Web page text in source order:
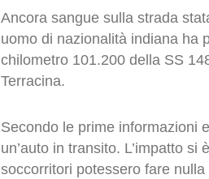
Ancora sangue sulla strada
uomo di nazionalità indiana ha
chilometro 101.200 della SS
Terracina.
Secondo le prime informazioni
un’auto in transito. L’impatto
soccorritori potessero fare